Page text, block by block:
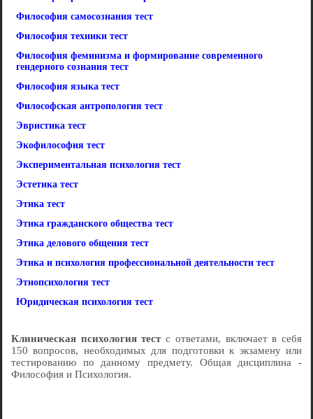
Философия самосознания тест
Философия техники тест
Философия феминизма и формирование современного
гендерного сознания тест
Философия языка тест
Философская антропология тест
Эвристика тест
Экофилософия тест
Экспериментальная психология тест
Эстетика тест
Этика тест
Этика гражданского общества тест
Этика делового общения тест
Этика и психология профессиональной деятельности тест
Этнопсихология тест
Юридическая психология тест
Клиническая психология тестс ответами, включает в себя
150 вопросов, необходимых для подготовки к экзамену или
тестированию по данному предмету. Общая дисциплина -
Философия и Психология.